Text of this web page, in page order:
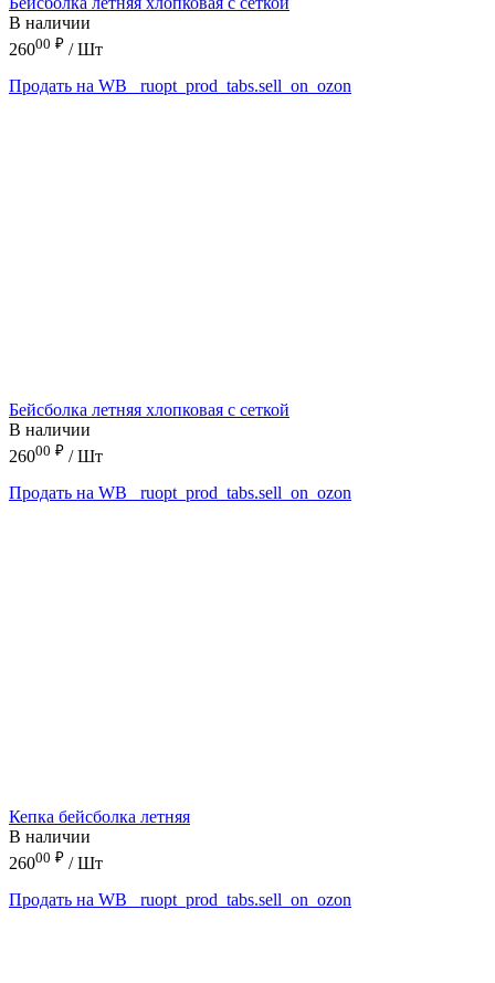
В наличии
26000 ₽ / Шт
Продать на WB
_ruopt_prod_tabs.sell_on_ozon
Бейсболка летняя хлопковая с сеткой
В наличии
26000 ₽ / Шт
Продать на WB
_ruopt_prod_tabs.sell_on_ozon
Кепка бейсболка летняя
В наличии
26000 ₽ / Шт
Продать на WB
_ruopt_prod_tabs.sell_on_ozon